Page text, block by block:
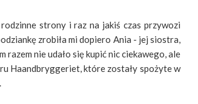
strony i raz na jakiś czas przywozi
zrobiła mi dopiero Ania - jej siostra,
razem nie udało się kupić nic ciekawego, ale
Haandbryggeriet, które zostały spożyte w